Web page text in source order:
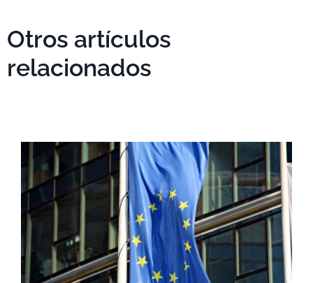
Otros artículos
relacionados